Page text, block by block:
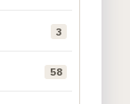
3
58